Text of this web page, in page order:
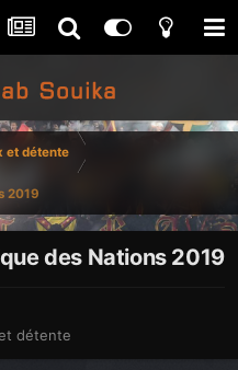
et détente
2019
des Nations 2019
détente